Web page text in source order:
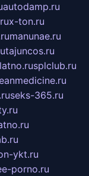
autodamp.ru
x-ton.ru
manunae.ru
tajuncos.ru
splclub.ru
seks-365.ru
ykt.ru
porno.ru